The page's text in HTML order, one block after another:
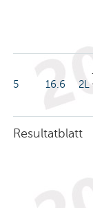
5 16.6 2L
Resultatblatt